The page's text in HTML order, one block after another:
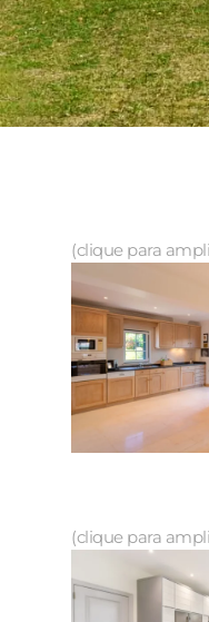
(clique para
(clique para